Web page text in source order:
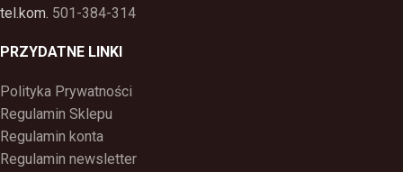
tel.kom. 501-384-314
PRZYDATNE LINKI
Polityka Prywatności
Regulamin Sklepu
Regulamin konta
Regulamin newsletter